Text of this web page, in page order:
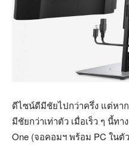
ดีไซน์ดีมีชัยไปกว่าครึ่ง แต่หา
มีชัยกว่าเท่าตัว เมื่อเร็ว ๆ นี้ท
One (จอคอมฯ พร้อม PC ในตั